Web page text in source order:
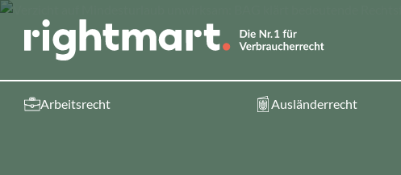
Zum Inhalt springen
Arbeitsrecht Ausländerrecht